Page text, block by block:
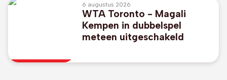
6 augustus 2026
WTA Toronto - Magali
Kempen in dubbelspel
meteen uitgeschakeld